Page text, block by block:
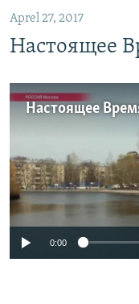
Aprel 27, 2017
Настоящее
Настоящее
No media
0:00